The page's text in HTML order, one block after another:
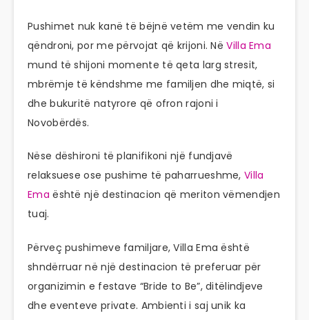
Pushimet nuk kanë të bëjnë vetëm me vendin ku
qëndroni, por me përvojat që krijoni. NëVilla Ema
mund të shijoni momente të qeta larg stresit,
mbrëmje të këndshme me familjen dhe miqtë, si
dhe bukuritë natyrore që ofron rajoni i
Novobërdës.
Nëse dëshironi të planifikoni një fundjavë
relaksuese ose pushime të paharrueshme, Villa
Ema është një destinacion që meriton vëmendjen
tuaj.
Përveç pushimeve familjare, Villa Ema është
shndërruar në një destinacion të preferuar për
organizimin e festave “Bride to Be”, ditëlindjeve
dhe eventeve private. Ambienti i saj unik ka